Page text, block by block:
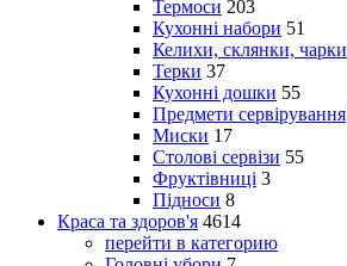
Термоси 203
Кухонні набори 51
Келихи, склянки, чарки
Терки 37
Кухонні дошки 55
Предмети сервірування
Миски 17
Столові сервізи 55
Фруктівниці 3
Підноси 8
Краса та здоров'я 4614
перейти в категорию